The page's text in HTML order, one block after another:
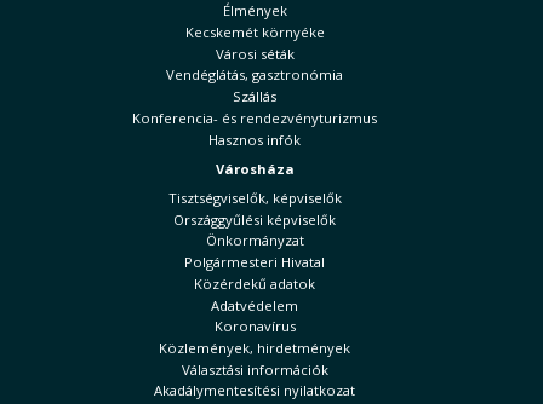
Élmények
Kecskemét környéke
Városi séták
Vendéglátás, gasztronómia
Szállás
Konferencia- és rendezvényturizmus
Hasznos infók
Városháza
Tisztségviselők, képviselők
Országgyűlési képviselők
Önkormányzat
Polgármesteri Hivatal
Közérdekű adatok
Adatvédelem
Koronavírus
Közlemények, hirdetmények
Választási információk
Akadálymentesítési nyilatkozat